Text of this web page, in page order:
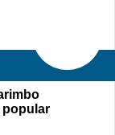
popular